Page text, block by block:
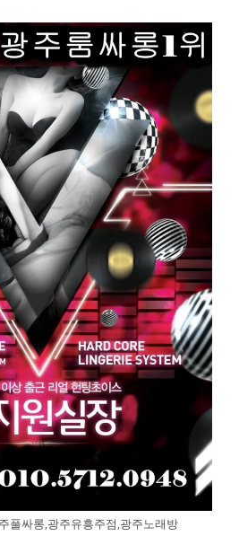
풀싸롱,광주유흥주점,광주노래방